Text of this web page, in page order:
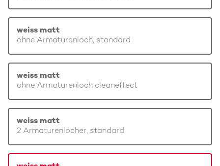
weiss matt
ohne Armaturenloch, standard
weiss matt
ohne Armaturenloch cleaneffect
weiss matt
2 Armaturenlöcher, standard